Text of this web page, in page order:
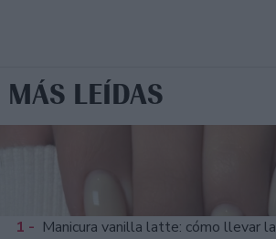
MÁS LEÍDAS
1 - Manicura vanilla latte: cómo llevar la